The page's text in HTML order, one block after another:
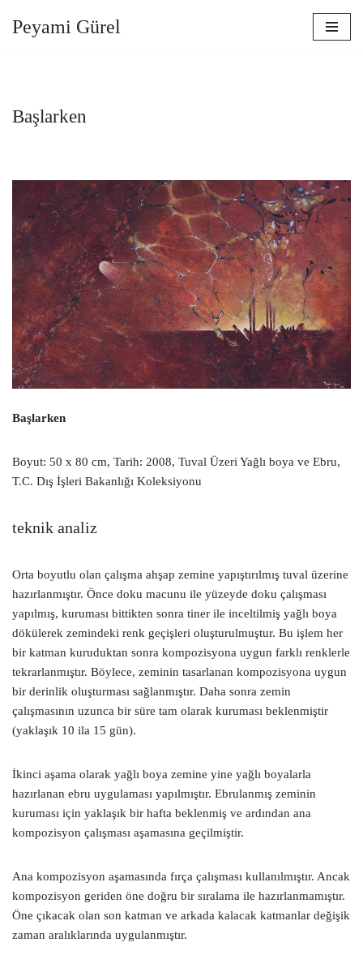
Peyami Gürel
Başlarken
Başlarken
Boyut: 50 x 80 cm, Tarih: 2008, Tuval Üzeri Yağlı boya ve Ebru,
T.C. Dış İşleri Bakanlığı Koleksiyonu
teknik analiz
Orta boyutlu olan çalışma ahşap zemine yapıştırılmış tuval üzerine
hazırlanmıştır. Önce doku macunu ile yüzeyde doku çalışması
yapılmış, kuruması bittikten sonra tiner ile inceltilmiş yağlı boya
dökülerek zemindeki renk geçişleri oluşturulmuştur. Bu işlem her
bir katman kuruduktan sonra kompozisyona uygun farklı renklerle
tekrarlanmıştır. Böylece, zeminin tasarlanan kompozisyona uygun
bir derinlik oluşturması sağlanmıştır. Daha sonra zemin
çalışmasının uzunca bir süre tam olarak kuruması beklenmiştir
(yaklaşık 10 ila 15 gün).
İkinci aşama olarak yağlı boya zemine yine yağlı boyalarla
hazırlanan ebru uygulaması yapılmıştır. Ebrulanmış zeminin
kuruması için yaklaşık bir hafta beklenmiş ve ardından ana
kompozisyon çalışması aşamasına geçilmiştir.
Ana kompozisyon aşamasında fırça çalışması kullanılmıştır. Ancak
kompozisyon geriden öne doğru bir sıralama ile hazırlanmamıştır.
Öne çıkacak olan son katman ve arkada kalacak katmanlar değişik
zaman aralıklarında uygulanmıştır.